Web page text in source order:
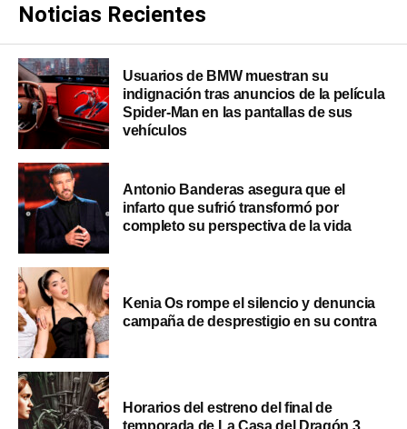
Noticias Recientes
Usuarios de BMW muestran su
indignación tras anuncios de la película
Spider-Man en las pantallas de sus
vehículos
Antonio Banderas asegura que el
infarto que sufrió transformó por
completo su perspectiva de la vida
Kenia Os rompe el silencio y denuncia
campaña de desprestigio en su contra
Horarios del estreno del final de
temporada de La Casa del Dragón 3